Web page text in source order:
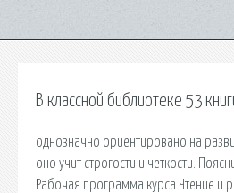
В классной библиотеке 53
однозначно ориентировано на
оно учит строгости и четкости.
Рабочая программа курса Чтение и